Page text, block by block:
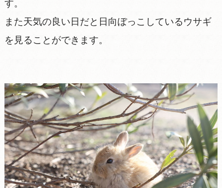
す。
また天気の良い日だと日向ぼっこしているウサギ
を見ることができます。